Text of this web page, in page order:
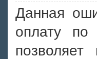
Данная
оплату